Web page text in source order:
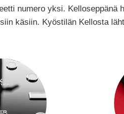
numero yksi.
käsiin. Kyöstilän Kellosta